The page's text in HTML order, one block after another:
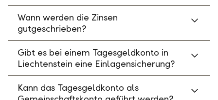
Wann werden die Zinsen
gutgeschrieben?
Gibt es bei einem Tagesgeldkonto in
Liechtenstein eine Einlagensicherung?
Kann das Tagesgeldkonto als